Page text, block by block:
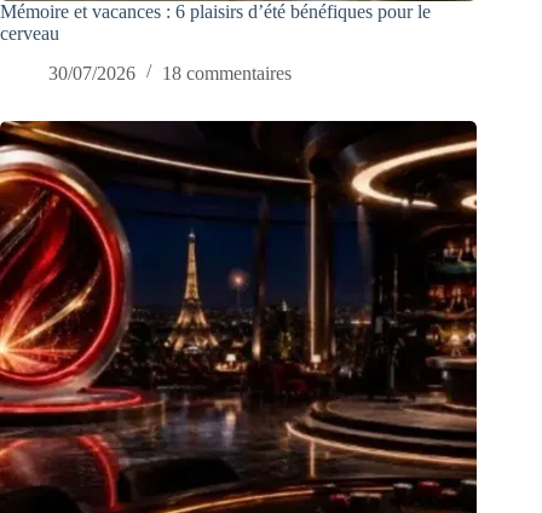
Mémoire et vacances : 6 plaisirs d’été bénéfiques pour le
cerveau
30/07/2026
18 commentaires